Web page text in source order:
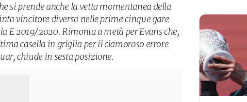
si prende anche la vetta momentanea della
vincitore diverso nelle prime cinque gare
E 2019/2020. Rimonta a metà per Evans che,
casella in griglia per il clamoroso errore
chiude in sesta posizione.